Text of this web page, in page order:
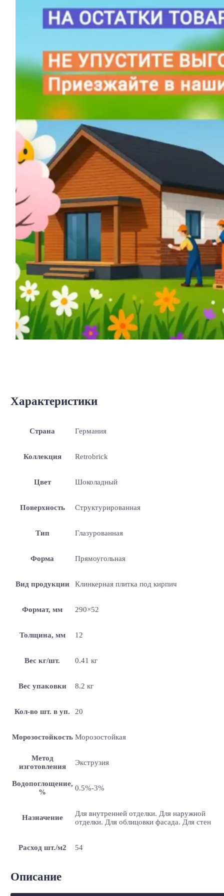
Характеристики
Страна Германия
Коллекция Retrobrick
Цвет Шоколадный
Поверхность Структурированная
Тип Глазурованная
Форма Прямоугольная
Вид продукции Клинкерная плитка под кирпич
Формат, мм 290×52
Толщина, мм 12
Вес кг/шт. 0.41 кг
Вес упаковки 8.2 кг
Кол-во шт. в уп. 20
Морозостойкость Морозостойкая
Метод
изготовления
Экструзия
Водопоглощение,
%
0.5%-3%
Назначение
Для внутренней отделки. Для наружной
отделки. Для облицовки фасада. Для стен
Расход шт./м2 54
Описание